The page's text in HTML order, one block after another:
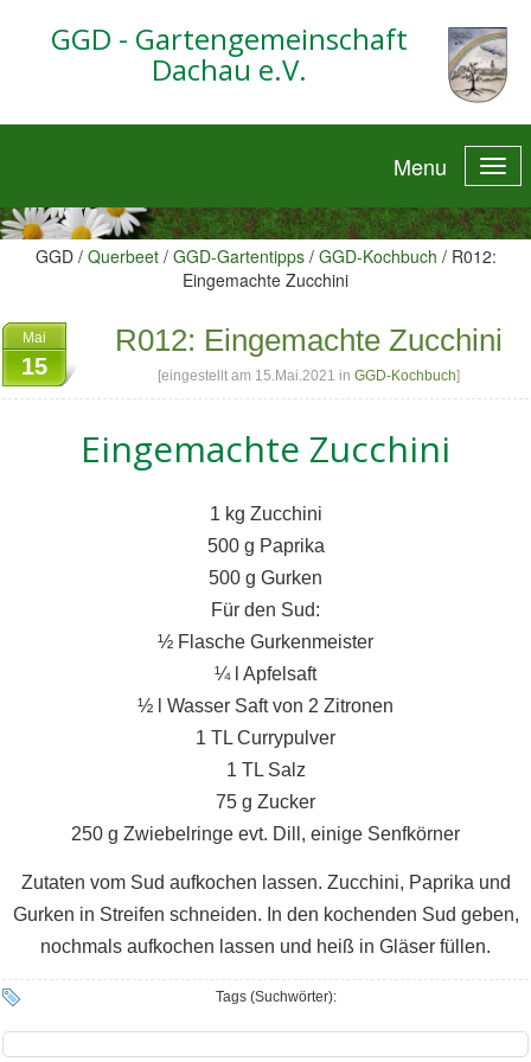
GGD - Gartengemeinschaft
Dachau e.V.
Menu
GGD / Querbeet / GGD-Gartentipps / GGD-Kochbuch / R012:
Eingemachte Zucchini
Mai
15
R012: Eingemachte Zucchini
[eingestellt am 15.Mai.2021 in GGD-Kochbuch]
Eingemachte Zucchini
1 kg Zucchini
500 g Paprika
500 g Gurken
Für den Sud:
½ Flasche Gurkenmeister
¼ l Apfelsaft
½ l Wasser Saft von 2 Zitronen
1 TL Currypulver
1 TL Salz
75 g Zucker
250 g Zwiebelringe evt. Dill, einige Senfkörner
Zutaten vom Sud aufkochen lassen. Zucchini, Paprika und
Gurken in Streifen schneiden. In den kochenden Sud geben,
nochmals aufkochen lassen und heiß in Gläser füllen.
Tags (Suchwörter):